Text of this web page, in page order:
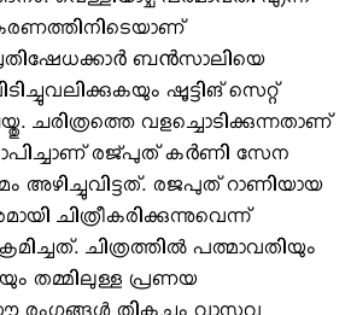
ബൻസാലിയെ
ഷൂട്ടിങ് സെറ്റ്
ചരിത്രത്തെ വളച്ചൊടിക്കുന്നതാണ്
രജ്പുത് കർണി സേന
അഴിച്ചുവിട്ടത്. രജപുത് റാണിയായ
ചിത്രീകരിക്കുന്നുവെന്ന്
ചിത്രത്തില്‍ പത്മാവതിയും
തമ്മിലുള്ള പ്രണയ